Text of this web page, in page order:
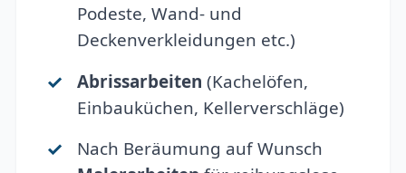
Podeste, Wand- und
Deckenverkleidungen etc.)
Abrissarbeiten (Kachelöfen,
Einbauküchen, Kellerverschläge)
Nach Beräumung auf Wunsch